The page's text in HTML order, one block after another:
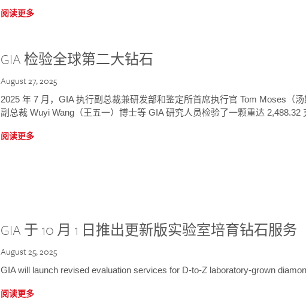
阅读更多
GIA 检验全球第二大钻石
August 27, 2025
2025 年 7 月，GIA 执行副总裁兼研发部和鉴定所首席执行官 Tom Moses（
副总裁 Wuyi Wang（王五一）博士等 GIA 研究人员检验了一颗重达 2,488.32
阅读更多
GIA 于 10 月 1 日推出更新版实验室培育钻石服务
August 25, 2025
GIA will launch revised evaluation services for D-to-Z laboratory-grown
阅读更多